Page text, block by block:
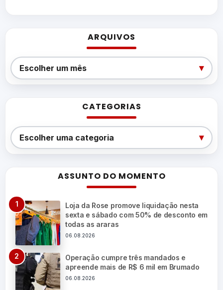
ARQUIVOS
Arquivos
Escolher um mês ▾
CATEGORIAS
Categorias
Escolher uma categoria ▾
ASSUNTO DO MOMENTO
Loja da Rose promove liquidação nesta
sexta e sábado com 50% de desconto em
todas as araras
06.08.2026
Operação cumpre três mandados e
apreende mais de R$ 6 mil em Brumado
06.08.2026